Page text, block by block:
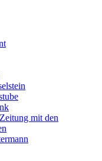
mit den